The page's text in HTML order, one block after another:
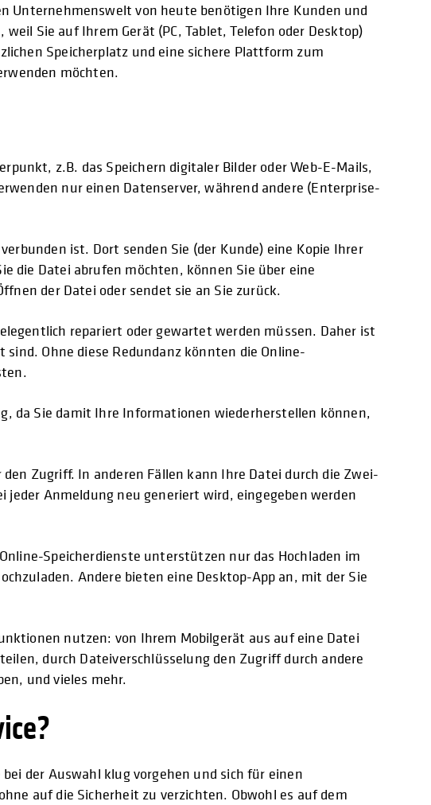
Unternehmenswelt von heute benötigen Ihre Kunden und
Sie auf Ihrem Gerät (PC, Tablet, Telefon oder Desktop)
Speicherplatz und eine sichere Plattform zum
möchten.
z.B. das Speichern digitaler Bilder oder Web-E-Mails,
nur einen Datenserver, während andere (Enterprise-
ist. Dort senden Sie (der Kunde) eine Kopie Ihrer
die Datei abrufen möchten, können Sie über eine
der Datei oder sendet sie an Sie zurück.
repariert oder gewartet werden müssen. Daher ist
Ohne diese Redundanz könnten die Online-
da Sie damit Ihre Informationen wiederherstellen können,
Zugriff. In anderen Fällen kann Ihre Datei durch die Zwei-
Anmeldung neu generiert wird, eingegeben werden
Speicherdienste unterstützen nur das Hochladen im
Andere bieten eine Desktop-App an, mit der Sie
nutzen: von Ihrem Mobilgerät aus auf eine Datei
durch Dateiverschlüsselung den Zugriff durch andere
und vieles mehr.
der Auswahl klug vorgehen und sich für einen
auf die Sicherheit zu verzichten. Obwohl es auf dem